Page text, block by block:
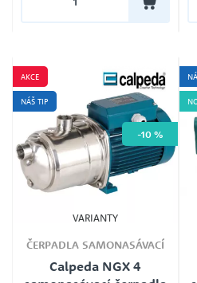
AKCE
NÁŠ TIP
-10 %
VARIANTY
ČERPADLA SAMONASÁVACÍ
Calpeda NGX 4